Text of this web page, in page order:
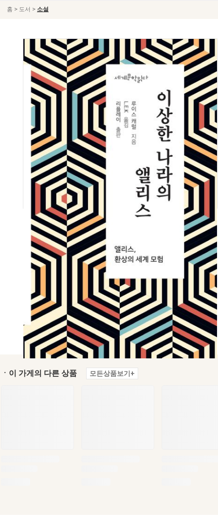
홈 > 도서 > 소설
ㆍ이 가게의 다른 상품 모든상품보기+